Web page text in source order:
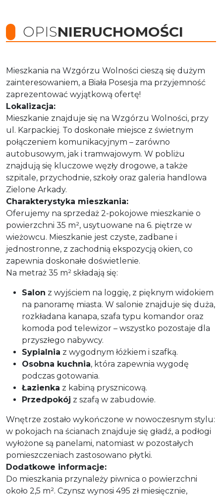
OPISNIERUCHOMOŚCI
Mieszkania na Wzgórzu Wolności cieszą się dużym
zainteresowaniem, a Biała Posesja ma przyjemność
zaprezentować wyjątkową ofertę!
Lokalizacja:
Mieszkanie znajduje się na Wzgórzu Wolności, przy
ul. Karpackiej. To doskonałe miejsce z świetnym
połączeniem komunikacyjnym – zarówno
autobusowym, jak i tramwajowym. W pobliżu
znajdują się kluczowe węzły drogowe, a także
szpitale, przychodnie, szkoły oraz galeria handlowa
Zielone Arkady.
Charakterystyka mieszkania:
Oferujemy na sprzedaż 2-pokojowe mieszkanie o
powierzchni 35 m², usytuowane na 6. piętrze w
wieżowcu. Mieszkanie jest czyste, zadbane i
jednostronne, z zachodnią ekspozycją okien, co
zapewnia doskonałe doświetlenie.
Na metraż 35 m² składają się:
Salon z wyjściem na loggię, z pięknym widokiem
na panoramę miasta. W salonie znajduje się duża,
rozkładana kanapa, szafa typu komandor oraz
komoda pod telewizor – wszystko pozostaje dla
przyszłego nabywcy.
Sypialnia z wygodnym łóżkiem i szafką.
Osobna kuchnia, która zapewnia wygodę
podczas gotowania.
Łazienka z kabiną prysznicową.
Przedpokój z szafą w zabudowie.
Wnętrze zostało wykończone w nowoczesnym stylu:
w pokojach na ścianach znajduje się gładź, a podłogi
wyłożone są panelami, natomiast w pozostałych
pomieszczeniach zastosowano płytki.
Dodatkowe informacje:
Do mieszkania przynależy piwnica o powierzchni
około 2,5 m². Czynsz wynosi 495 zł miesięcznie,